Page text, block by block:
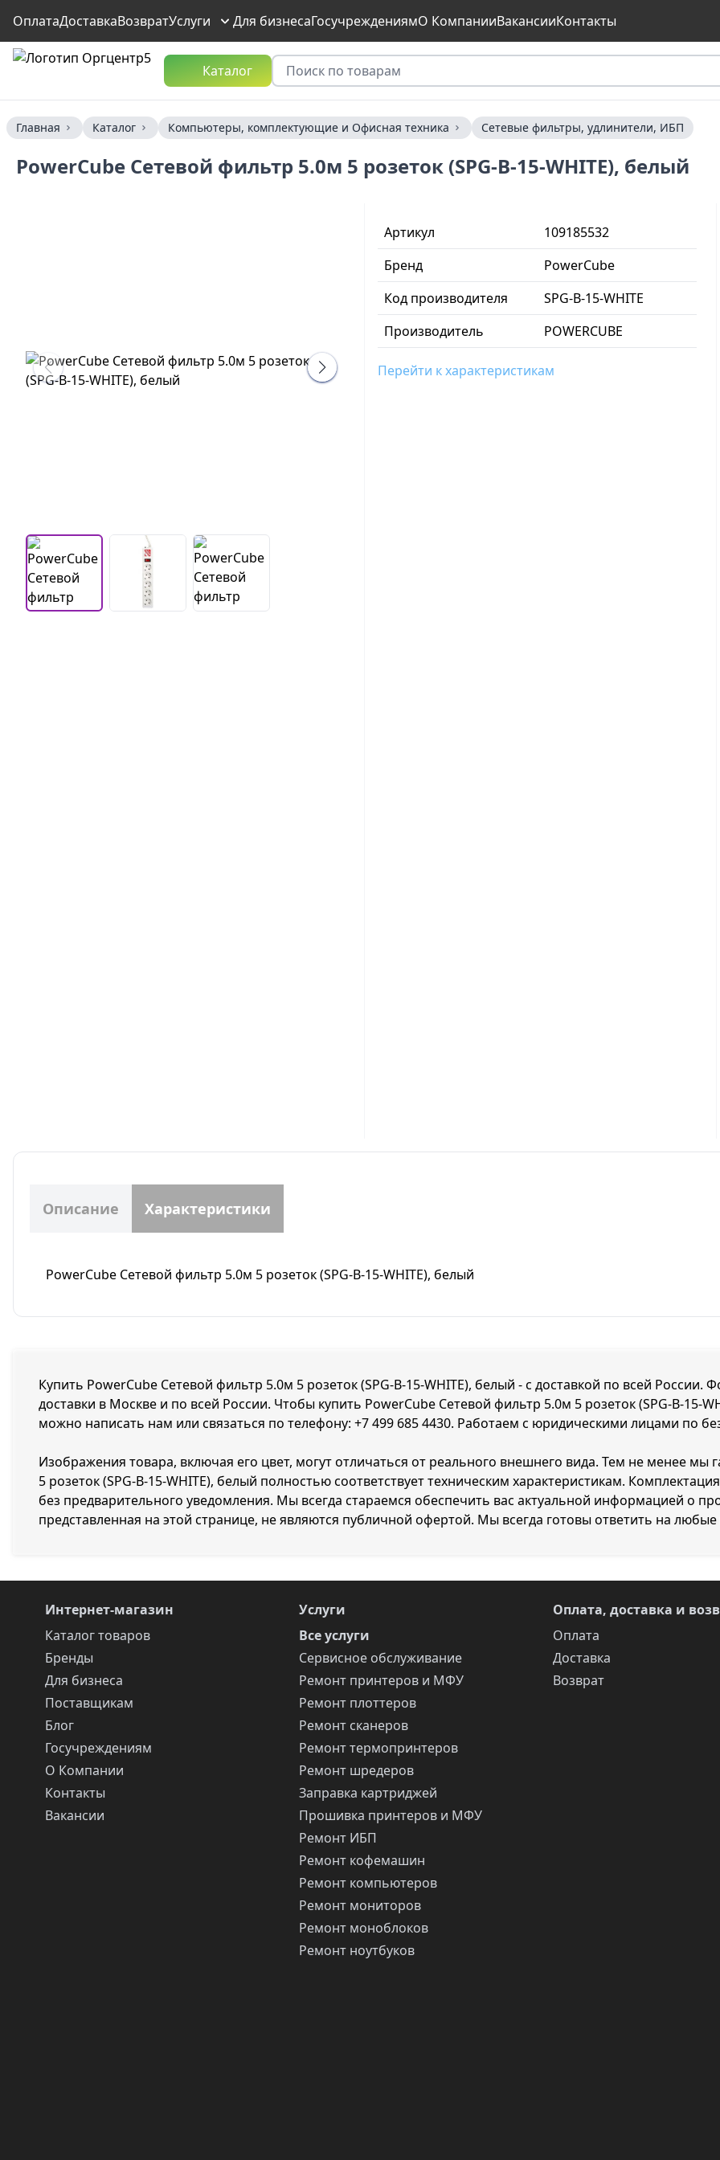
ОплатаДоставкаВозвратУслуги Для бизнесаГосучреждениямО КомпанииВакансииКонтакты
Каталог
Главная Каталог Компьютеры, комплектующие и Офисная техника Сетевые фильтры, удлинители, ИБП
PowerCube Сетевой фильтр 5.0м 5 розеток (SPG-B-15-WHITE), белый
Артикул
109185532
Бренд
PowerCube
Код производителя
SPG-B-15-WHITE
Производитель
POWERCUBE
Перейти к характеристикам
Описание Характеристики
PowerCube Сетевой фильтр 5.0м 5 розеток (SPG-B-15-WHITE), белый
Купить PowerCube Сетевой фильтр 5.0м 5 розеток (SPG-B-15-WHITE), белый - с доставкой по всей России.
доставки в Москве и по всей России. Чтобы купить PowerCube Сетевой фильтр 5.0м 5 розеток (SPG-B-15-
можно написать нам или связаться по телефону: +7 499 685 4430. Работаем с юридическими лицами по
Изображения товара, включая его цвет, могут отличаться от реального внешнего вида. Тем не менее мы
5 розеток (SPG-B-15-WHITE), белый полностью соответствует техническим характеристикам.
без предварительного уведомления. Мы всегда стараемся обеспечить вас актуальной информацией о
представленная на этой странице, не являются публичной офертой. Мы всегда готовы ответить на
Интернет-магазин
Каталог товаров
Бренды
Для бизнеса
Поставщикам
Блог
Госучреждениям
О Компании
Контакты
Вакансии
Услуги
Все услуги
Сервисное обслуживание
Ремонт принтеров и МФУ
Ремонт плоттеров
Ремонт сканеров
Ремонт термопринтеров
Ремонт шредеров
Заправка картриджей
Прошивка принтеров и МФУ
Ремонт ИБП
Ремонт кофемашин
Ремонт компьютеров
Ремонт мониторов
Ремонт моноблоков
Ремонт ноутбуков
Оплата, доставка и
Оплата
Доставка
Возврат